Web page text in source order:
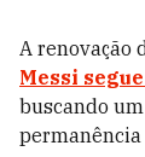
A renovação
Messi
buscando